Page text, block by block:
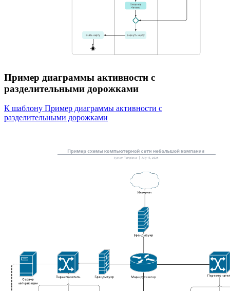
Пример диаграммы активности с
разделительными дорожками
К шаблону Пример диаграммы активности с
разделительными дорожками